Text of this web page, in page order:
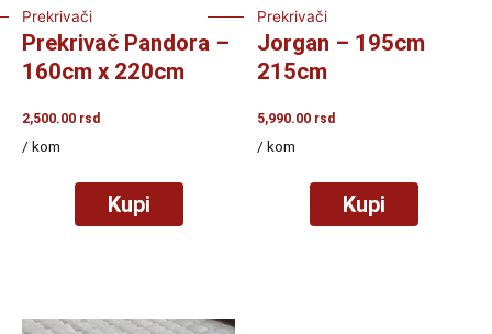
Prekrivači
Prekrivač Pandora –
160cm x 220cm
2,500.00 rsd
/ kom
Kupi
Prekrivači
Jorgan – 195cm
215cm
5,990.00 rsd
/ kom
Kupi